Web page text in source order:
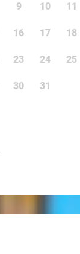
9 10 11
16 17 18
23 24 25
30 31